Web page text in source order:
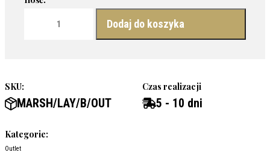
ilość MARSHMALLOW LAYERED - DEKORACYJNE LUSTRO, W
Dodaj do koszyka
SKU:
MARSH/LAY/B/OUT
Czas realizacji
5 - 10 dni
Kategorie:
Outlet